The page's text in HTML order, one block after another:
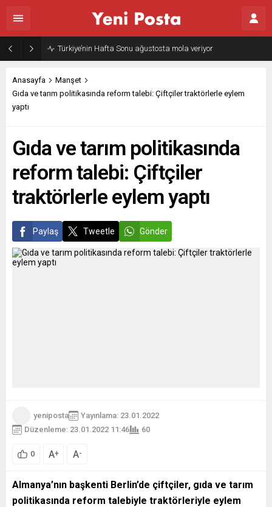
Türkiye’nin Hafta Sonu ağustosta mola veriyor
Anasayfa
Manşet
Gıda ve tarım politikasında reform talebi: Çiftçiler traktörlerle eylem
yaptı
Gıda ve tarım politikasında
reform talebi: Çiftçiler
traktörlerle eylem yaptı
Paylaş Tweetle Gönder
yeniposta
Yayınlama: 23.01.2022
Düzenleme: 23.01.2022 11:46
60
0 A+ A-
Almanya’nın başkenti Berlin’de çiftçiler, gıda ve tarım
politikasında reform talebiyle traktörleriyle eylem